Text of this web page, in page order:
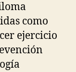
como
ejercicio